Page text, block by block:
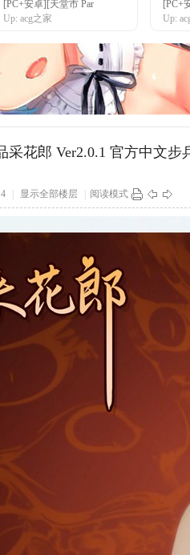
[PC+安卓][天堂市 Par
Up: acg之家
[PC+
Up:
采花郎 Ver2.0.1 官方中文
显示全部楼层 阅读模式